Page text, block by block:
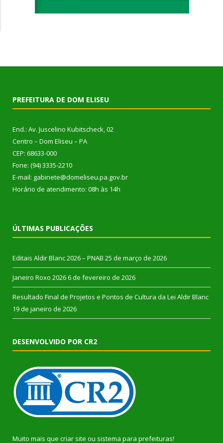
PREFEITURA DE DOM ELISEU
End.: Av. Juscelino Kubitscheck, 02
Centro – Dom Eliseu – PA
CEP: 68633-000
Fone: (94) 3335-2210
E-mail: gabinete@domeliseu.pa.gov.br
Horário de atendimento: 08h às 14h
ÚLTIMAS PUBLICAÇÕES
Editais Aldir Blanc 2026 – PNAB 25 de março de 2026
Janeiro Roxo 2026 6 de fevereiro de 2026
Resultado Final de Projetos e Pontos de Cultura da Lei Aldir Blanc
19 de janeiro de 2026
DESENVOLVIDO POR CR2
Muito mais que criar site ou sistema para prefeituras!